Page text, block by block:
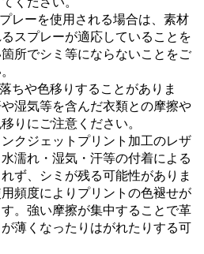
レーを使用される場合は、素材
スプレーが適応していることを
所でシミ等にならないことをご
ちや色移りすることがありま
湿気等を含んだ衣類との摩擦や
りにご注意ください。
クジェットプリント加工のレザ
濡れ・湿気・汗等の付着による
ず、シミが残る可能性がありま
頻度によりプリントの色褪せが
。強い摩擦が集中することで革
薄くなったりはがれたりする可